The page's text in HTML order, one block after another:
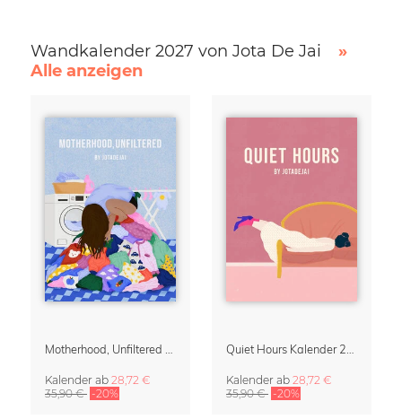
Wandkalender 2027 von Jota De Jai
»
Alle anzeigen
Kalender ab 28,72 €
35,90 € -20%
Kalender ab 28,72 €
35,90 € -20%